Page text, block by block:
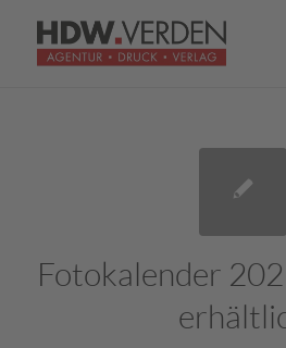
Fotokalender